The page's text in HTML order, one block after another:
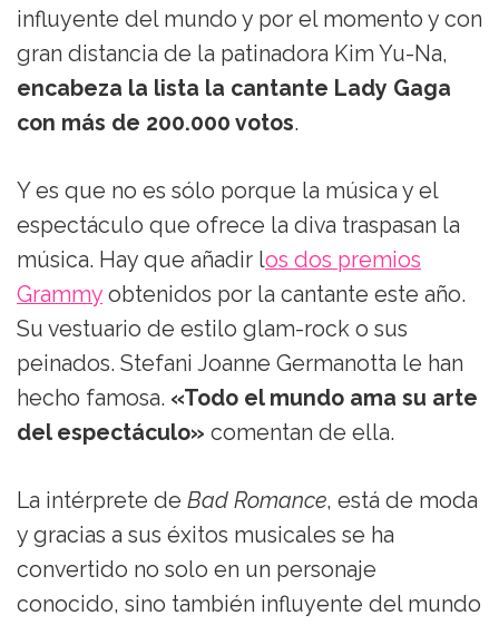
influyente del mundo y por el momento y con
gran distancia de la patinadora Kim Yu-Na,
encabeza la lista la cantante Lady Gaga
con más de 200.000 votos.
Y es que no es sólo porque la música y el
espectáculo que ofrece la diva traspasan la
música. Hay que añadir los dos premios
Grammy obtenidos por la cantante este año.
Su vestuario de estilo glam-rock o sus
peinados. Stefani Joanne Germanotta le han
hecho famosa. «Todo el mundo ama su arte
del espectáculo» comentan de ella.
La intérprete de Bad Romance, está de moda
y gracias a sus éxitos musicales se ha
convertido no solo en un personaje
conocido, sino también influyente del mundo